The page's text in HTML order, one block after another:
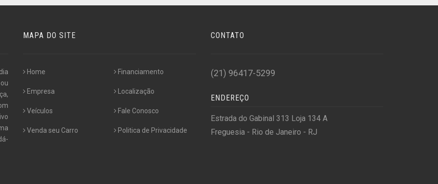
MAPA DO SITE
Home
Empresa
Veículos
Venda seu Carro
Financiamento
Localização
Fale Conosco
Politica de Privacidade
CONTATO
(21) 96417-5299
ENDEREÇO
Estrada do Gabinal 313 Loja 134 A
Freguesia - Rio de Janeiro - RJ